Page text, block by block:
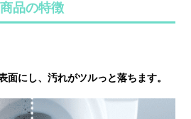
商品の特徴
面にし、汚れがツルっと落ちます。